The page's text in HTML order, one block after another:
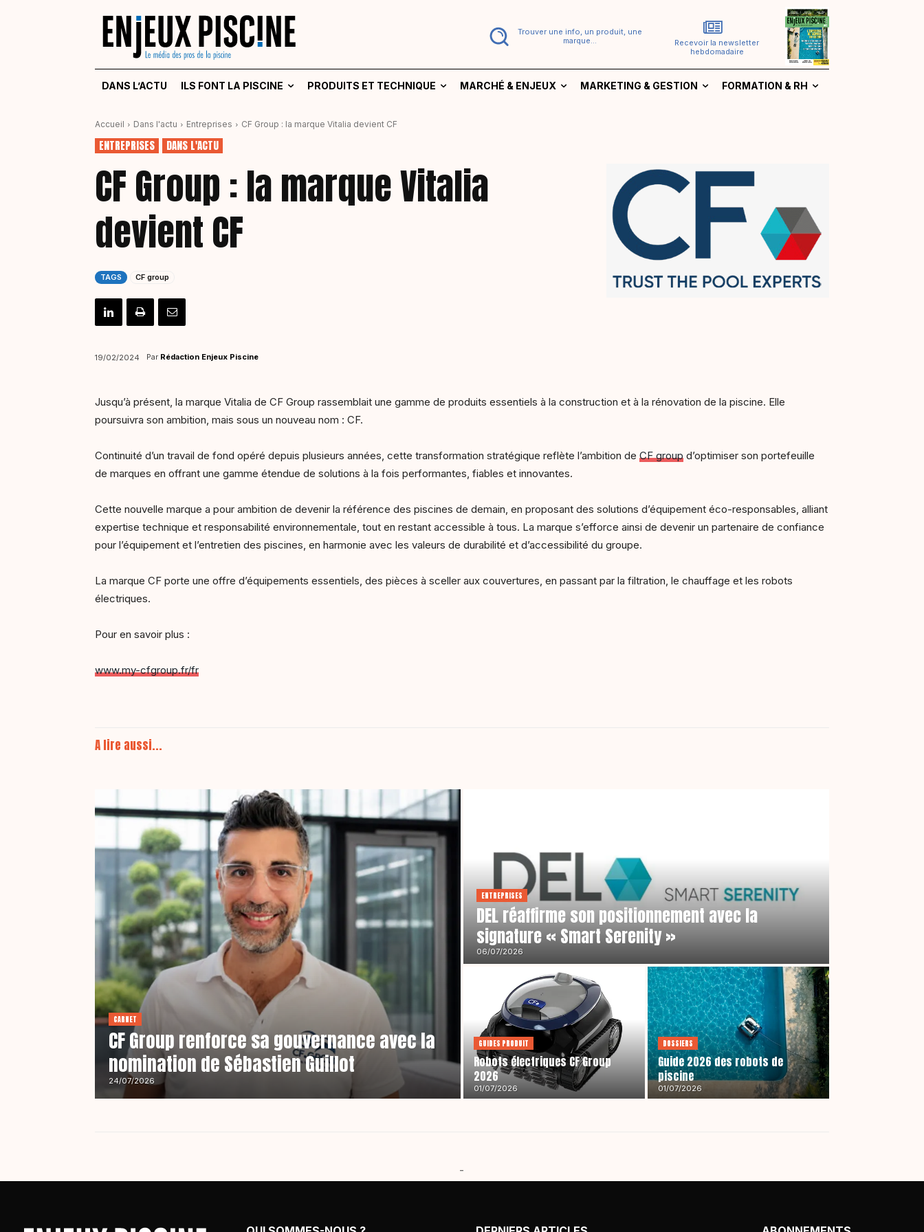
Trouver une info, un produit, une
marque...
Recevoir la newsletter
hebdomadaire
DANS L’ACTU ILS FONT LA PISCINE PRODUITS ET TECHNIQUE MARCHÉ & ENJEUX MARKETING & GESTION FORMATION & RH
Accueil Dans l'actu Entreprises CF Group : la marque Vitalia devient CF
ENTREPRISES DANS L'ACTU
CF Group : la marque Vitalia
devient CF
TAGS CF group
19/02/2024 Par Rédaction Enjeux Piscine
Jusqu’à présent, la marque Vitalia de CF Group rassemblait une gamme de produits essentiels à la construction et à la rénovation de la piscine. Elle
poursuivra son ambition, mais sous un nouveau nom : CF.
Continuité d’un travail de fond opéré depuis plusieurs années, cette transformation stratégique reflète l’ambition de CF group d’optimiser son portefeuille
de marques en offrant une gamme étendue de solutions à la fois performantes, fiables et innovantes.
Cette nouvelle marque a pour ambition de devenir la référence des piscines de demain, en proposant des solutions d’équipement éco-responsables, alliant
expertise technique et responsabilité environnementale, tout en restant accessible à tous. La marque s’efforce ainsi de devenir un partenaire de confiance
pour l’équipement et l’entretien des piscines, en harmonie avec les valeurs de durabilité et d’accessibilité du groupe.
La marque CF porte une offre d’équipements essentiels, des pièces à sceller aux couvertures, en passant par la filtration, le chauffage et les robots
électriques.
Pour en savoir plus :
www.my-cfgroup.fr/fr
A lire aussi...
CARNET
CF Group renforce sa gouvernance avec la
nomination de Sébastien Guillot
24/07/2026
ENTREPRISES
DEL réaffirme son positionnement avec la
signature « Smart Serenity »
06/07/2026
GUIDES PRODUIT
Robots électriques CF Group
2026
01/07/2026
DOSSIERS
Guide 2026 des robots de
piscine
01/07/2026
-